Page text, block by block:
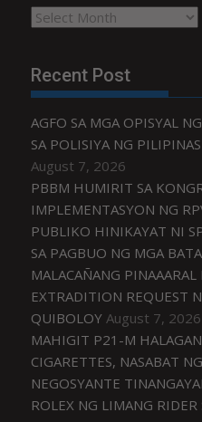
Archives
Recent Post
AGFO SA MGA OPISYAL
SA POLISIYA NG
August 7, 2026
PBBM HUMIRIT SA
IMPLEMENTASYON NG
PUBLIKO HINIKAYAT NI
SA PAGBUO NG MGA
MALACAÑANG PINAAARAL
EXTRADITION REQUEST
QUIBOLOY August 7, 2026
MAHIGIT P21-M
CIGARETTES, NASABAT
NEGOSYANTE
ROLEX NG LIMANG RIDER